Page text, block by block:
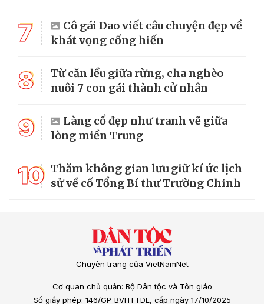
7
Cô gái Dao viết câu chuyện đẹp về
khát vọng cống hiến
8
Từ căn lều giữa rừng, cha nghèo
nuôi 7 con gái thành cử nhân
9
Làng cổ đẹp như tranh vẽ giữa
lòng miền Trung
10 Thăm không gian lưu giữ kí ức lịch
sử về cố Tổng Bí thư Trường Chinh
Chuyên trang của VietNamNet
Cơ quan chủ quản: Bộ Dân tộc và Tôn giáo
Số giấy phép: 146/GP-BVHTTDL, cấp ngày 17/10/2025